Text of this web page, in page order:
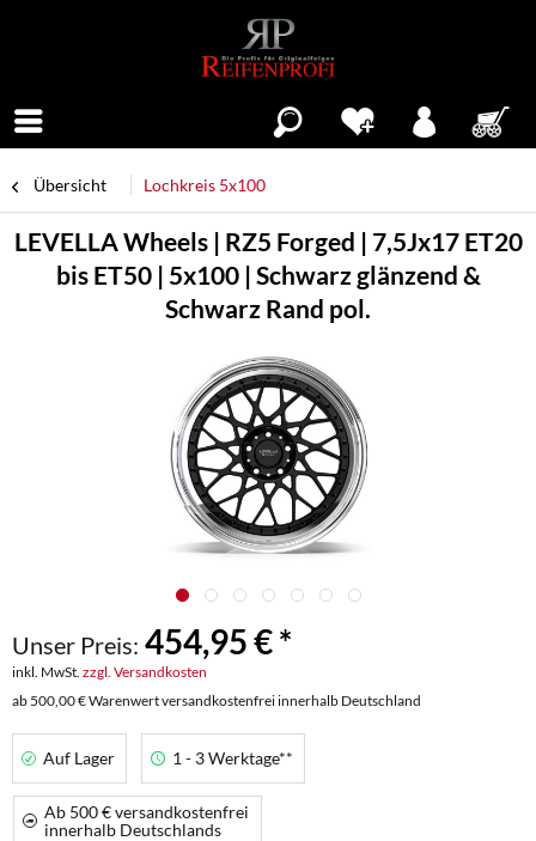
Übersicht Lochkreis 5x100
LEVELLA Wheels | RZ5 Forged | 7,5Jx17 ET20
bis ET50 | 5x100 | Schwarz glänzend &
Schwarz Rand pol.
Unser Preis: 454,95 € *
inkl. MwSt. zzgl. Versandkosten
ab 500,00 € Warenwert versandkostenfrei innerhalb Deutschland
Auf Lager 1 - 3 Werktage**
Ab 500 € versandkostenfrei
innerhalb Deutschlands